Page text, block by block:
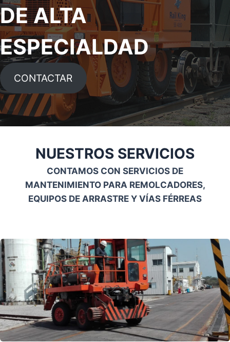
DE ALTA
ESPECIALDAD
CONTACTAR
NUESTROS SERVICIOS
CONTAMOS CON SERVICIOS DE
MANTENIMIENTO PARA REMOLCADORES,
EQUIPOS DE ARRASTRE Y VÍAS FÉRREAS